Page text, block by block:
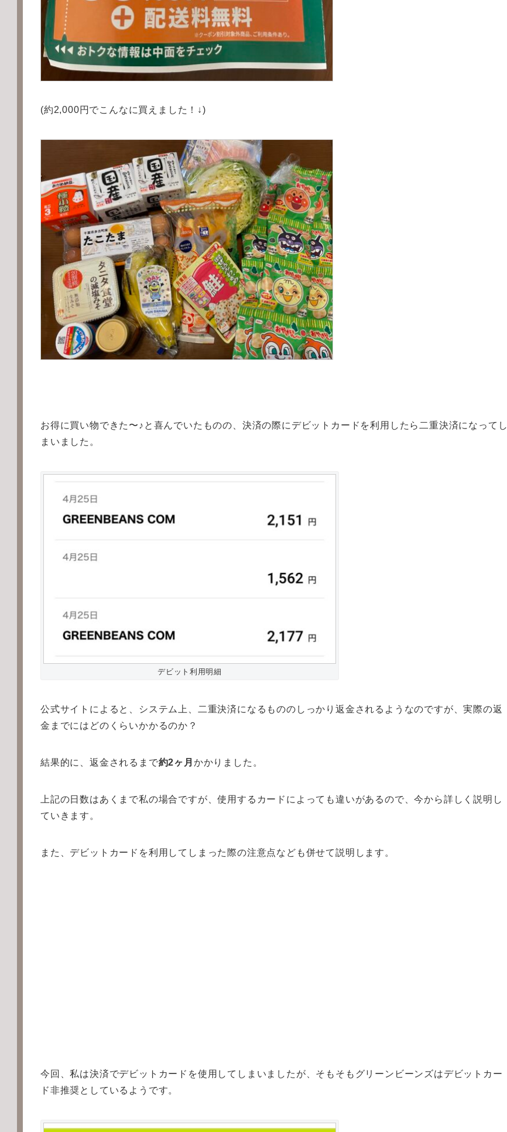
(約2,000円でこんなに買えました！↓)
お得に買い物できた〜♪と喜んでいたものの、決済の際にデビットカードを利用したら二重決済になってし
まいました。
デビット利用明細
公式サイトによると、システム上、二重決済になるもののしっかり返金されるようなのですが、実際の返
金までにはどのくらいかかるのか？
結果的に、返金されるまで約2ヶ月 かかりました。
上記の日数はあくまで私の場合ですが、使用するカードによっても違いがあるので、今から詳しく説明し
ていきます。
また、デビットカードを利用してしまった際の注意点なども併せて説明します。
今回、私は決済でデビットカードを使用してしまいましたが、そもそもグリーンビーンズはデビットカー
ド非推奨としているようです。